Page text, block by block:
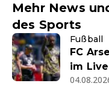
Mehr News
des Sports
Fußball
FC
im